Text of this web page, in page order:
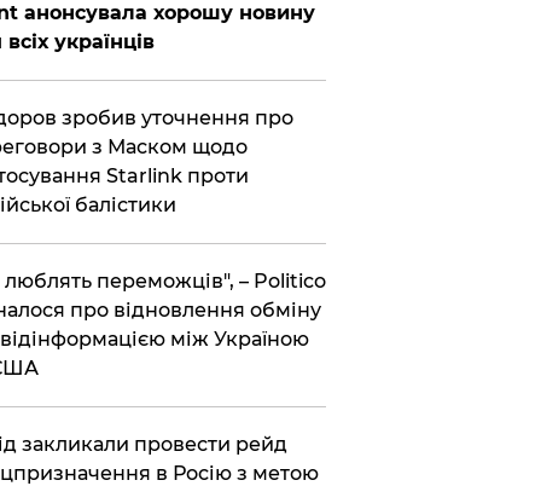
анонсувала хорошу новину
українців
зробив уточнення про
з Маском щодо
Starlink проти
балістики
люблять переможців", – Politico
про відновлення обміну
між Україною
закликали провести рейд
в Росію з метою